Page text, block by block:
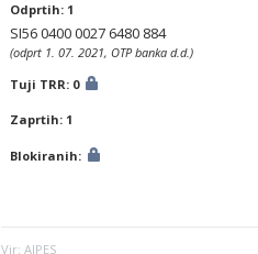
Odprtih: 1
SI56 0400 0027 6480 884
(odprt 1. 07. 2021, OTP banka d.d.)
Tuji TRR: 0
Zaprtih: 1
Blokiranih:
Vir: AJPES